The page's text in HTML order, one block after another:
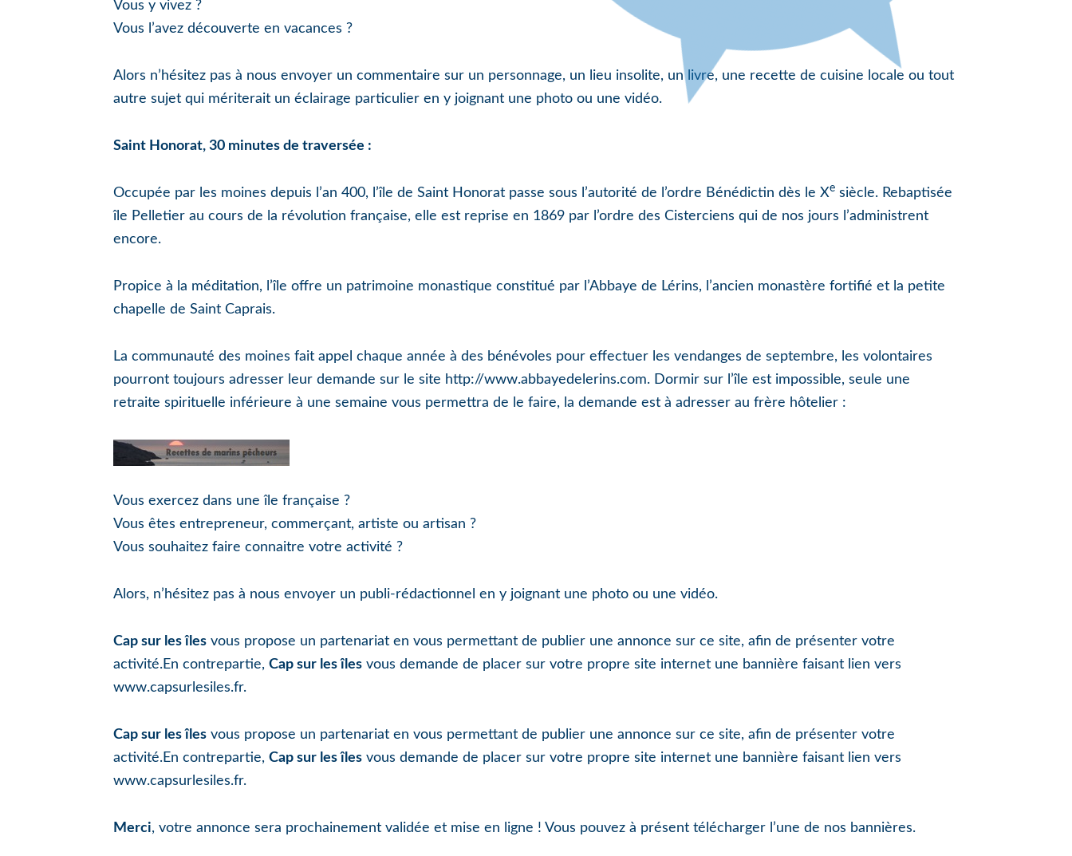
Vous y vivez ?
Vous l’avez découverte en vacances ?
Alors n’hésitez pas à nous envoyer un commentaire sur un personnage, un lieu insolite, un livre, une recette de cuisine locale ou tout
autre sujet qui mériterait un éclairage particulier en y joignant une photo ou une vidéo.
Saint Honorat, 30 minutes de traversée :
Occupée par les moines depuis l’an 400, l’île de Saint Honorat passe sous l’autorité de l’ordre Bénédictin dès le Xe siècle. Rebaptisée
île Pelletier au cours de la révolution française, elle est reprise en 1869 par l’ordre des Cisterciens qui de nos jours l’administrent
encore.
Propice à la méditation, l’île offre un patrimoine monastique constitué par l’Abbaye de Lérins, l’ancien monastère fortifié et la petite
chapelle de Saint Caprais.
La communauté des moines fait appel chaque année à des bénévoles pour effectuer les vendanges de septembre, les volontaires
pourront toujours adresser leur demande sur le site http://www.abbayedelerins.com. Dormir sur l’île est impossible, seule une
retraite spirituelle inférieure à une semaine vous permettra de le faire, la demande est à adresser au frère hôtelier :
Vous exercez dans une île française ?
Vous êtes entrepreneur, commerçant, artiste ou artisan ?
Vous souhaitez faire connaitre votre activité ?
Alors, n’hésitez pas à nous envoyer un publi-rédactionnel en y joignant une photo ou une vidéo.
Cap sur les îles vous propose un partenariat en vous permettant de publier une annonce sur ce site, afin de présenter votre
activité.En contrepartie, Cap sur les îles vous demande de placer sur votre propre site internet une bannière faisant lien vers
www.capsurlesiles.fr.
Cap sur les îles vous propose un partenariat en vous permettant de publier une annonce sur ce site, afin de présenter votre
activité.En contrepartie, Cap sur les îles vous demande de placer sur votre propre site internet une bannière faisant lien vers
www.capsurlesiles.fr.
Merci, votre annonce sera prochainement validée et mise en ligne ! Vous pouvez à présent télécharger l’une de nos bannières.